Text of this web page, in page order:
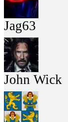
Jag63
John Wick